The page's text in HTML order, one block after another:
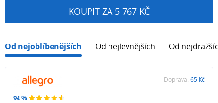
KOUPIT ZA 5 767 KČ
Od nejoblíbenějších Od nejlevnějších Od
94 %
Doprava: 65 Kč